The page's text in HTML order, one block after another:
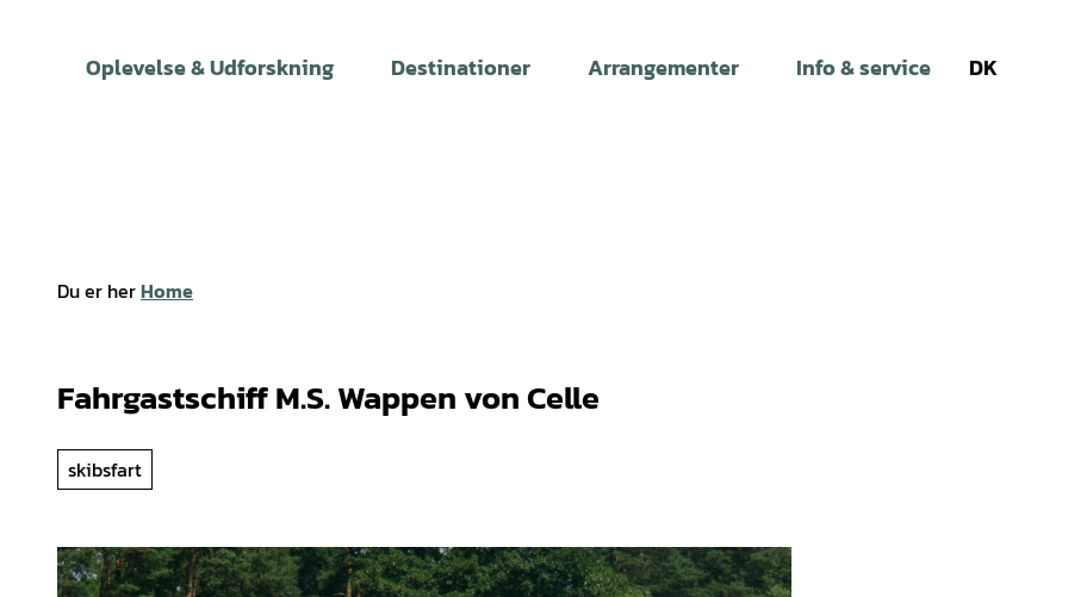
Oplevelse & Udforskning Destinationer Arrangementer Info & service DK
Du er herHome
Fahrgastschiff M.S. Wappen von Celle
skibsfart